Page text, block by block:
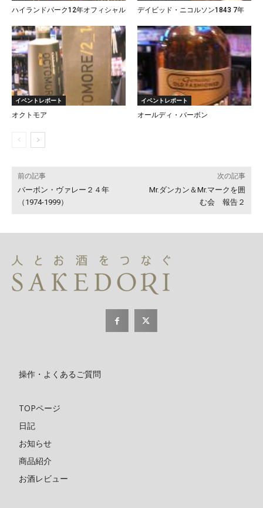
ハイランドパーク12年オフィシャル
デイビッド・ニコルソン1843 7年
イベントレポート
オクトモア
イベントレポート
オールディ・バーボン
前の記事
バーボン・ヴァレー２４年
（1974-1999）
次の記事
Mr.ダンカン＆Mr.マークを囲
む会 報告２
操作・よくあるご質問
TOPページ
日記
お知らせ
商品紹介
お酒レビュー